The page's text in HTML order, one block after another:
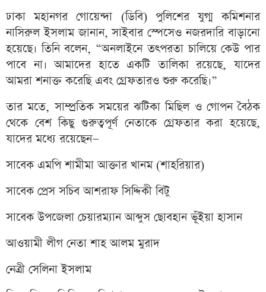
ঢাকা মহানগর গোয়েন্দা (ডিবি) পুলিশের যুগ্ম কমিশনার
নাসিরুল ইসলাম জানান, সাইবার স্পেসেও নজরদারি বাড়ানো
হয়েছে। তিনি বলেন, “অনলাইনে তৎপরতা চালিয়ে কেউ পার
পাবে না। আমাদের হাতে একটি তালিকা রয়েছে, যাদের
আমরা শনাক্ত করেছি এবং গ্রেফতারও শুরু করেছি।”
তার মতে, সাম্প্রতিক সময়ের ঝটিকা মিছিল ও গোপন বৈঠক
থেকে বেশ কিছু গুরুত্বপূর্ণ নেতাকে গ্রেফতার করা হয়েছে,
যাদের মধ্যে রয়েছেন—
সাবেক এমপি শামীমা আক্তার খানম (শাহরিয়ার)
সাবেক প্রেস সচিব আশরাফ সিদ্দিকী বিটু
সাবেক উপজেলা চেয়ারম্যান আব্দুস ছোবহান ভূঁইয়া হাসান
আওয়ামী লীগ নেতা শাহ আলম মুরাদ
নেত্রী সেলিনা ইসলাম